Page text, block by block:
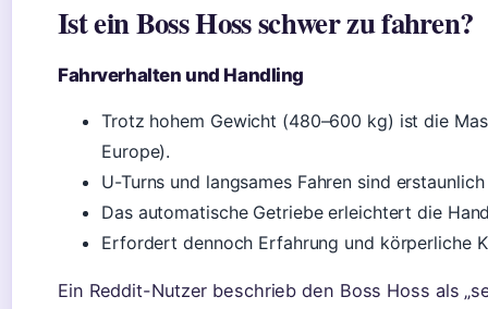
Ist ein Boss Hoss schwer zu fahren?
Fahrverhalten und Handling
Trotz hohem Gewicht (480–600 kg) ist die
Europe).
U-Turns und langsames Fahren sind
Das automatische Getriebe erleichtert die
Erfordert dennoch Erfahrung und körperliche
Ein Reddit-Nutzer beschrieb den Boss Hoss als